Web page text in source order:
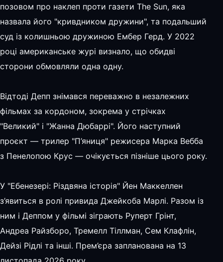
позовом про наклеп проти газети The Sun, яка
назвала його "кривдником дружини", та подальший
суд із колишньою дружиною Ембер Герд. У 2022
році американське журі визнало, що обидві
сторони обмовляли одна одну.
Відтоді Депп знімався переважно в незалежних
фільмах за кордоном, зокрема у стрічках
"Великий" і "Жанна Дюбаррі". Його наступний
проєкт — трилер "П’яниця" режисера Марка Вебба
з Пенелопою Крус — очікується пізніше цього року.
У "Ебенезері: Різдвяна історія" Йен Маккеллен
з’явиться в ролі привида Джейкоба Марлі. Разом із
ним і Деппом у фільмі зіграють Руперт Грінт,
Андреа Райзборо, Тремелл Тіллман, Сем Клафлін,
Дейзі Рідлі та інші. Прем’єра запланована на 13